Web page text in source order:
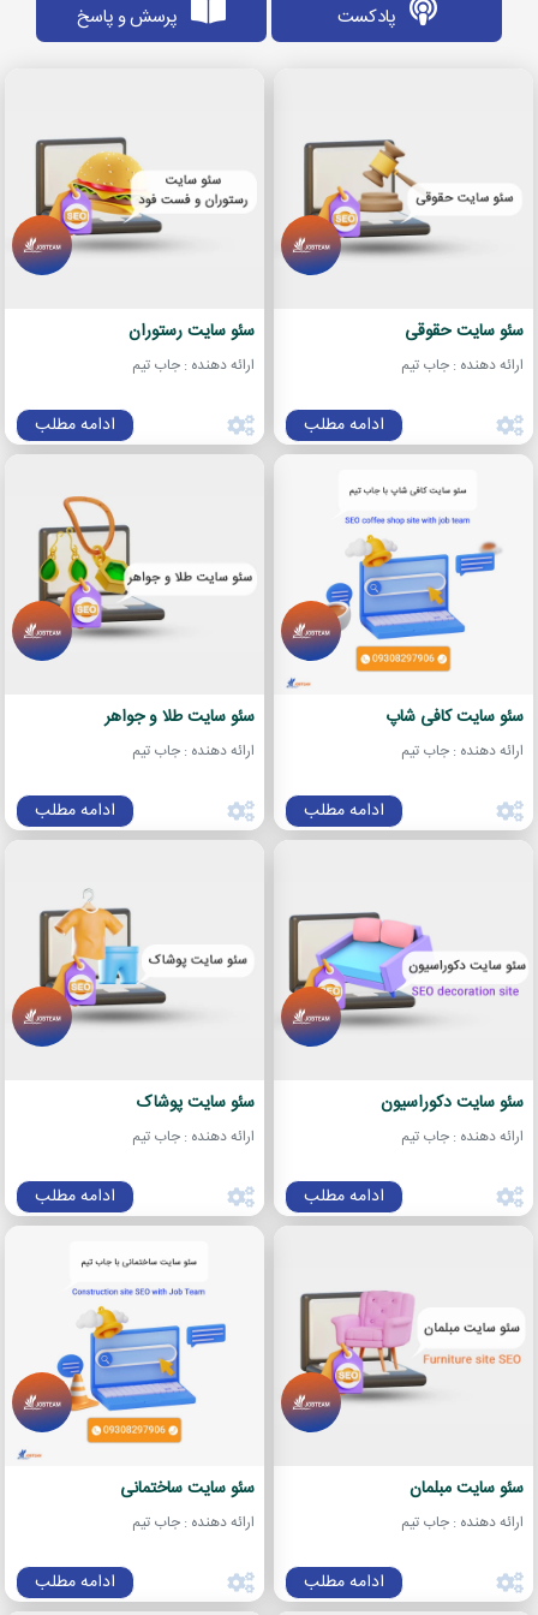
پادکست پرسش و پاسخ
سئو سایت حقوقی
ارائه دهنده : جاب تیم
ادامه مطلب
سئو سایت رستوران
ارائه دهنده : جاب تیم
ادامه مطلب
سئو سایت کافی شاپ
ارائه دهنده : جاب تیم
ادامه مطلب
سئو سایت طلا و جواهر
ارائه دهنده : جاب تیم
ادامه مطلب
سئو سایت دکوراسیون
ارائه دهنده : جاب تیم
ادامه مطلب
سئو سایت پوشاک
ارائه دهنده : جاب تیم
ادامه مطلب
سئو سایت مبلمان
ارائه دهنده : جاب تیم
ادامه مطلب
سئو سایت ساختمانی
ارائه دهنده : جاب تیم
ادامه مطلب